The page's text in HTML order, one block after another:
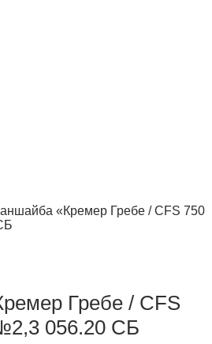
«Кремер Гребе / CFS 750
Гребе / CFS
056.20 СБ